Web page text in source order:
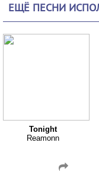
ЕЩЁ ПЕСНИ
Tonight
Reamonn